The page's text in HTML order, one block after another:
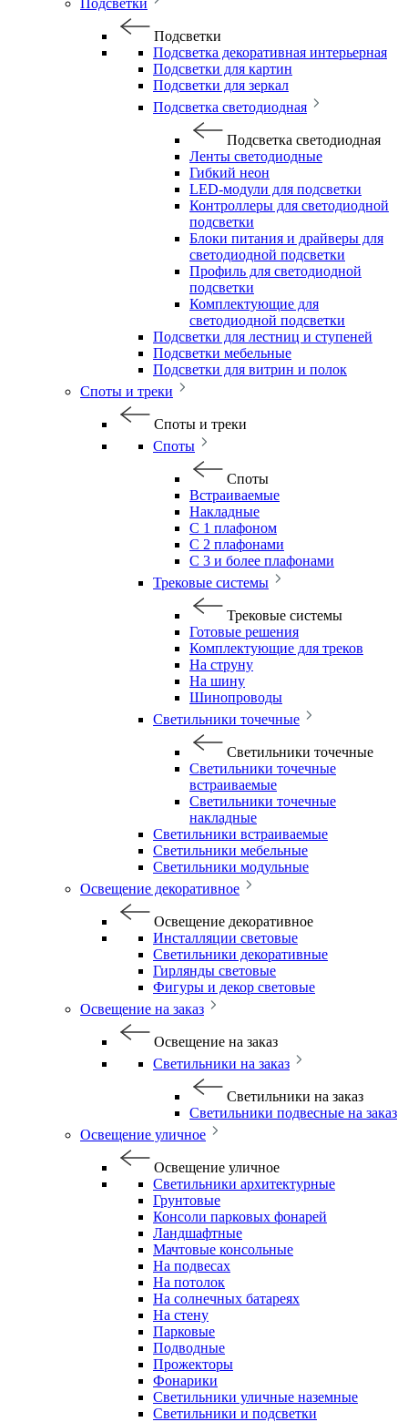
Подсветки
Подсветки
Подсветка декоративная интерьерная
Подсветки для картин
Подсветки для зеркал
Подсветка светодиодная
Подсветка светодиодная
Ленты светодиодные
Гибкий неон
LED-модули для подсветки
Контроллеры для светодиодной
подсветки
Блоки питания и драйверы для
светодиодной подсветки
Профиль для светодиодной
подсветки
Комплектующие для
светодиодной подсветки
Подсветки для лестниц и ступеней
Подсветки мебельные
Подсветки для витрин и полок
Споты и треки
Споты и треки
Споты
Споты
Встраиваемые
Накладные
С 1 плафоном
С 2 плафонами
С 3 и более плафонами
Трековые системы
Трековые системы
Готовые решения
Комплектующие для треков
На струну
На шину
Шинопроводы
Светильники точечные
Светильники точечные
Светильники точечные
встраиваемые
Светильники точечные
накладные
Светильники встраиваемые
Светильники мебельные
Светильники модульные
Освещение декоративное
Освещение декоративное
Инсталляции световые
Светильники декоративные
Гирлянды световые
Фигуры и декор световые
Освещение на заказ
Освещение на заказ
Светильники на заказ
Светильники на заказ
Светильники подвесные на заказ
Освещение уличное
Освещение уличное
Светильники архитектурные
Грунтовые
Консоли парковых фонарей
Ландшафтные
Мачтовые консольные
На подвесах
На потолок
На солнечных батареях
На стену
Парковые
Подводные
Прожекторы
Фонарики
Светильники уличные наземные
Светильники и подсветки